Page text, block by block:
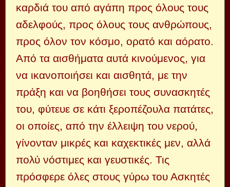
καρδιά του από αγάπη προς όλους τους
αδελφούς, προς όλους τους ανθρώπους,
προς όλον τον κόσμο, ορατό και αόρατο.
Από τα αισθήματα αυτά κινούμενος, για
να ικανοποιήσει και αισθητά, με την
πράξη και να βοηθήσει τους συνασκητές
του, φύτευε σε κάτι ξεροπέζουλα πατάτες,
οι οποίες, από την έλλειψη του νερού,
γίνονταν μικρές και καχεκτικές μεν, αλλά
πολύ νόστιμες και γευστικές. Τις
πρόσφερε όλες στους γύρω του Ασκητές